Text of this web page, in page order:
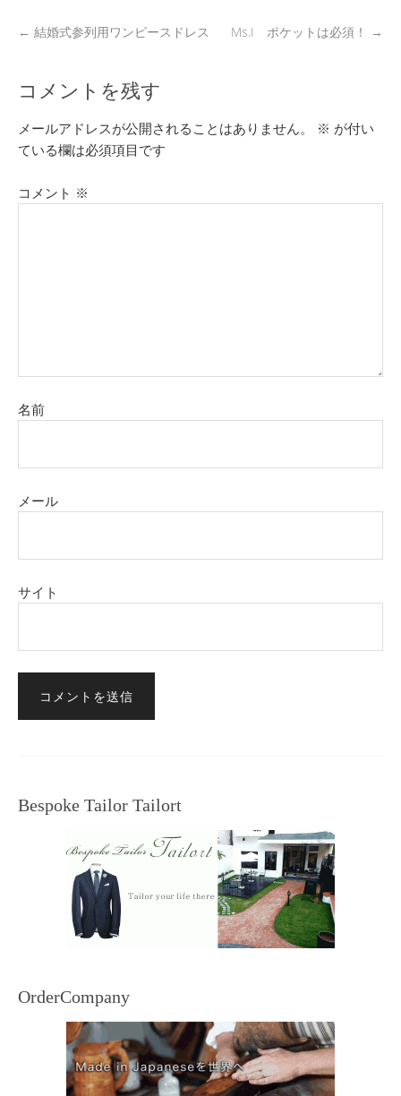
← 結婚式参列用ワンピースドレス Ms.I ポケットは必須！ →
コメントを残す
メールアドレスが公開されることはありません。 ※ が付い
ている欄は必須項目です
コメント ※
名前
メール
サイト
Bespoke Tailor Tailort
OrderCompany